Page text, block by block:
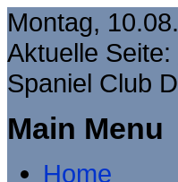
Montag,
Aktuelle Seite:
Spaniel Club
Main Menu
Home